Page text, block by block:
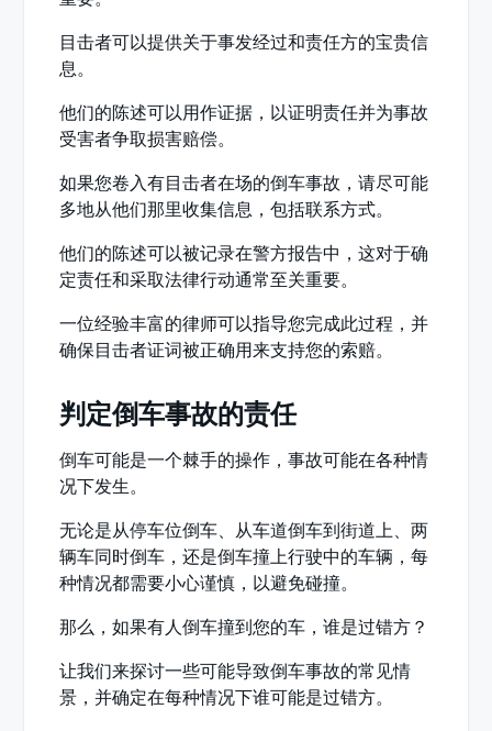
目击者可以提供关于事发经过和责任方的宝贵信
息。
他们的陈述可以用作证据，以证明责任并为事故
受害者争取损害赔偿。
如果您卷入有目击者在场的倒车事故，请尽可能
多地从他们那里收集信息，包括联系方式。
他们的陈述可以被记录在警方报告中，这对于确
定责任和采取法律行动通常至关重要。
一位经验丰富的律师可以指导您完成此过程，并
确保目击者证词被正确用来支持您的索赔。
判定倒车事故的责任
倒车可能是一个棘手的操作，事故可能在各种情
况下发生。
无论是从停车位倒车、从车道倒车到街道上、两
辆车同时倒车，还是倒车撞上行驶中的车辆，每
种情况都需要小心谨慎，以避免碰撞。
那么，如果有人倒车撞到您的车，谁是过错方？
让我们来探讨一些可能导致倒车事故的常见情
景，并确定在每种情况下谁可能是过错方。